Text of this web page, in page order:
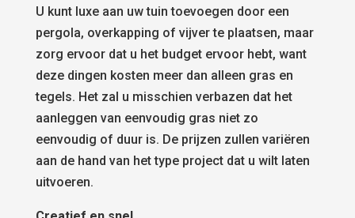
U kunt luxe aan uw tuin toevoegen door een
pergola, overkapping of vijver te plaatsen, maar
zorg ervoor dat u het budget ervoor hebt, want
deze dingen kosten meer dan alleen gras en
tegels. Het zal u misschien verbazen dat het
aanleggen van eenvoudig gras niet zo
eenvoudig of duur is. De prijzen zullen variëren
aan de hand van het type project dat u wilt laten
uitvoeren.